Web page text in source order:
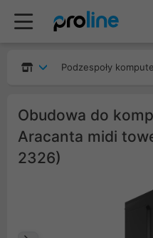
Podzespoły
Obudowa do
Aracanta midi
2326)